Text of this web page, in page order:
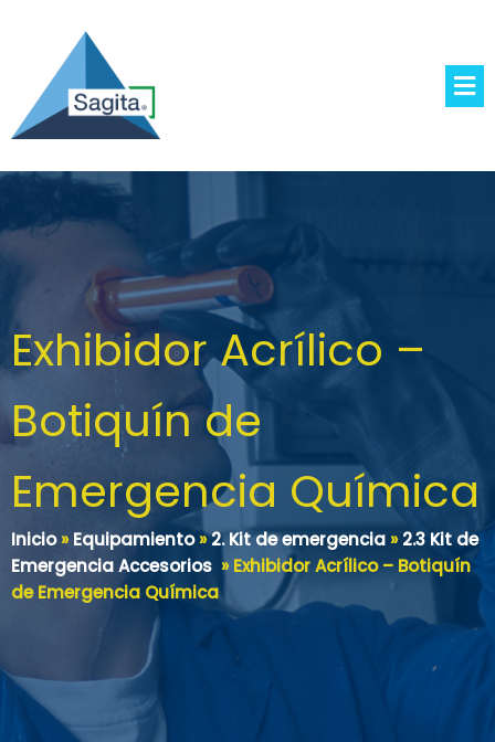
Exhibidor Acrílico –
Botiquín de
Emergencia Química
Inicio»Equipamiento»2. Kit de emergencia»2.3 Kit de
Emergencia Accesorios »Exhibidor Acrílico – Botiquín
de Emergencia Química